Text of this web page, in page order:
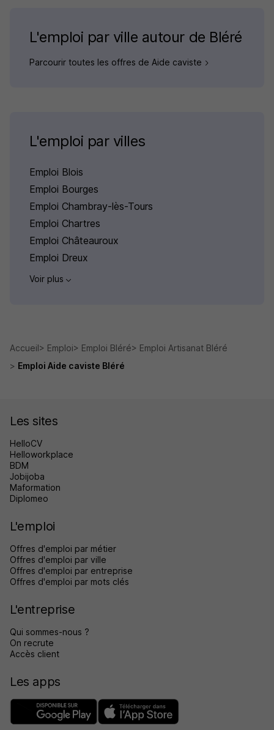
L'emploi par ville autour de Bléré
Parcourir toutes les offres de Aide caviste
L'emploi par villes
Emploi Blois
Emploi Bourges
Emploi Chambray-lès-Tours
Emploi Chartres
Emploi Châteauroux
Emploi Dreux
Voir plus
Accueil Emploi Emploi Bléré
Emploi Artisanat Bléré
Emploi Aide caviste Bléré
Les sites
HelloCV
Helloworkplace
BDM
Jobijoba
Maformation
Diplomeo
L'emploi
Offres d'emploi par métier
Offres d'emploi par ville
Offres d'emploi par entreprise
Offres d'emploi par mots clés
L'entreprise
Qui sommes-nous ?
On recrute
Accès client
Les apps